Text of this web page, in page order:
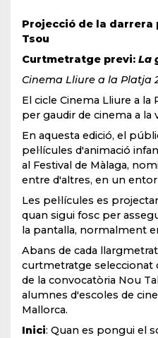
Projecció de la darrera
Tsou
Curtmetratge previ: La
Cinema Lliure a la Platja
El cicle Cinema Lliure a la
per gaudir de cinema a la
En aquesta edició, el
pel·lícules d'animació
al Festival de Màlaga,
entre d'altres, en un
Les pel·lícules es
quan sigui fosc per
la pantalla, normalment
Abans de cada
curtmetratge seleccionat
de la convocatòria Nou
alumnes d'escoles de
Mallorca.
Inici: Quan es pongui el